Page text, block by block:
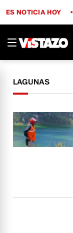
ES NOTICIA HOY
LAGUNAS